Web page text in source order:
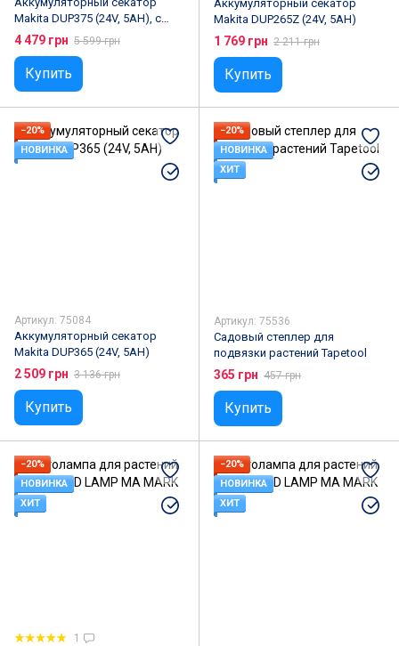
Makita DUP375 (24V, 5AH), с
индикатором уровня заряда
4 479 грн 5 599 грн
Купить
Аккумуляторный секатор
Makita DUP265Z (24V, 5AH)
1 769 грн 2 211 грн
Купить
−20%
НОВИНКА
Артикул: 75084
Аккумуляторный секатор
Makita DUP365 (24V, 5AH)
2 509 грн 3 136 грн
Купить
−20%
НОВИНКА
ХИТ
Артикул: 75536
Садовый степлер для
подвязки растений Tapetool
365 грн 457 грн
Купить
−20%
НОВИНКА
ХИТ
1
−20%
НОВИНКА
ХИТ